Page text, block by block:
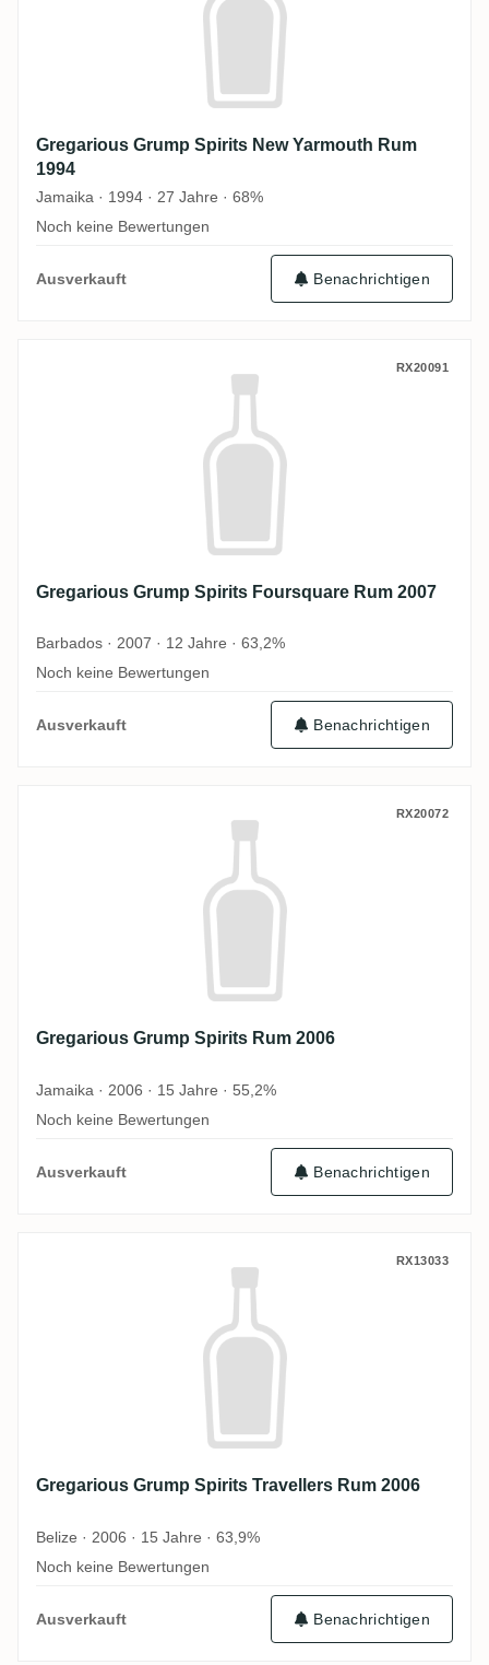
Gregarious Grump Spirits New Yarmouth Rum
1994
Jamaika · 1994 · 27 Jahre · 68%
Noch keine Bewertungen
Ausverkauft Benachrichtigen
Gregarious Grump Spirits Foursquare
RX20091
Gregarious Grump Spirits Foursquare Rum 2007
Barbados · 2007 · 12 Jahre · 63,2%
Noch keine Bewertungen
Ausverkauft Benachrichtigen
Gregarious Grump Spirits Rum 2006
RX20072
Gregarious Grump Spirits Rum 2006
Jamaika · 2006 · 15 Jahre · 55,2%
Noch keine Bewertungen
Ausverkauft Benachrichtigen
Gregarious Grump Spirits Travellers Rum
RX13033
Gregarious Grump Spirits Travellers Rum 2006
Belize · 2006 · 15 Jahre · 63,9%
Noch keine Bewertungen
Ausverkauft Benachrichtigen